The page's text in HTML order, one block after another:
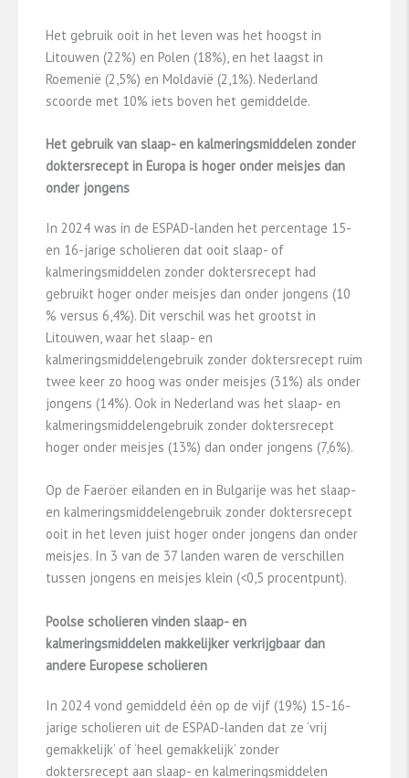
Het gebruik ooit in het leven was het hoogst in
Litouwen (22%) en Polen (18%), en het laagst in
Roemenië (2,5%) en Moldavië (2,1%). Nederland
scoorde met 10% iets boven het gemiddelde.
Het gebruik van slaap- en kalmeringsmiddelen zonder
doktersrecept in Europa is hoger onder meisjes dan
onder jongens
In 2024 was in de ESPAD-landen het percentage 15-
en 16-jarige scholieren dat ooit slaap- of
kalmeringsmiddelen zonder doktersrecept had
gebruikt hoger onder meisjes dan onder jongens (10
% versus 6,4%). Dit verschil was het grootst in
Litouwen, waar het slaap- en
kalmeringsmiddelengebruik zonder doktersrecept ruim
twee keer zo hoog was onder meisjes (31%) als onder
jongens (14%). Ook in Nederland was het slaap- en
kalmeringsmiddelengebruik zonder doktersrecept
hoger onder meisjes (13%) dan onder jongens (7,6%).
Op de Faeröer eilanden en in Bulgarije was het slaap-
en kalmeringsmiddelengebruik zonder doktersrecept
ooit in het leven juist hoger onder jongens dan onder
meisjes. In 3 van de 37 landen waren de verschillen
tussen jongens en meisjes klein (<0,5 procentpunt).
Poolse scholieren vinden slaap- en
kalmeringsmiddelen makkelijker verkrijgbaar dan
andere Europese scholieren
In 2024 vond gemiddeld één op de vijf (19%) 15-16-
jarige scholieren uit de ESPAD-landen dat ze ‘vrij
gemakkelijk’ of ‘heel gemakkelijk’ zonder
doktersrecept aan slaap- en kalmeringsmiddelen